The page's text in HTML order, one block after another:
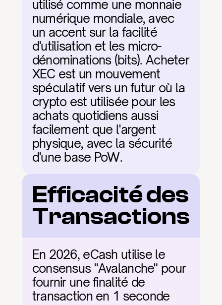
utilisé comme une monnaie
numérique mondiale, avec
un accent sur la facilité
d'utilisation et les micro-
dénominations (bits). Acheter
XEC est un mouvement
spéculatif vers un futur où la
crypto est utilisée pour les
achats quotidiens aussi
facilement que l'argent
physique, avec la sécurité
d'une base PoW.
Efficacité des
Transactions
En 2026, eCash utilise le
consensus "Avalanche" pour
fournir une finalité de
transaction en 1 seconde